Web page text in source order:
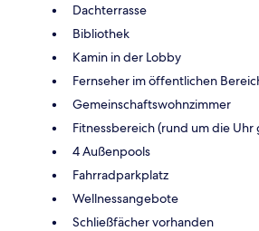
Dachterrasse
Bibliothek
Kamin in der Lobby
Fernseher im öffentlichen
Gemeinschaftswohnzimmer
Fitnessbereich (rund um die
4 Außenpools
Fahrradparkplatz
Wellnessangebote
Schließfächer vorhanden